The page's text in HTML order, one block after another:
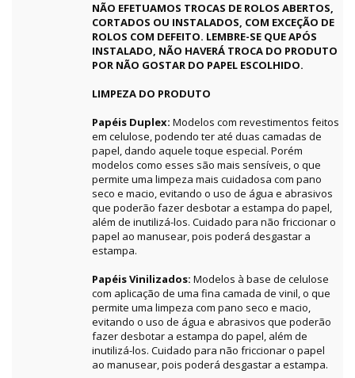
NÃO EFETUAMOS TROCAS DE ROLOS ABERTOS,
CORTADOS OU INSTALADOS, COM EXCEÇÃO DE
ROLOS COM DEFEITO. LEMBRE-SE QUE APÓS
INSTALADO, NÃO HAVERÁ TROCA DO PRODUTO
POR NÃO GOSTAR DO PAPEL ESCOLHIDO.
LIMPEZA DO PRODUTO
Papéis Duplex: Modelos com revestimentos feitos
em celulose, podendo ter até duas camadas de
papel, dando aquele toque especial. Porém
modelos como esses são mais sensíveis, o que
permite uma limpeza mais cuidadosa com pano
seco e macio, evitando o uso de água e abrasivos
que poderão fazer desbotar a estampa do papel,
além de inutilizá-los. Cuidado para não friccionar o
papel ao manusear, pois poderá desgastar a
estampa.
Papéis Vinilizados: Modelos à base de celulose
com aplicação de uma fina camada de vinil, o que
permite uma limpeza com pano seco e macio,
evitando o uso de água e abrasivos que poderão
fazer desbotar a estampa do papel, além de
inutilizá-los. Cuidado para não friccionar o papel
ao manusear, pois poderá desgastar a estampa.